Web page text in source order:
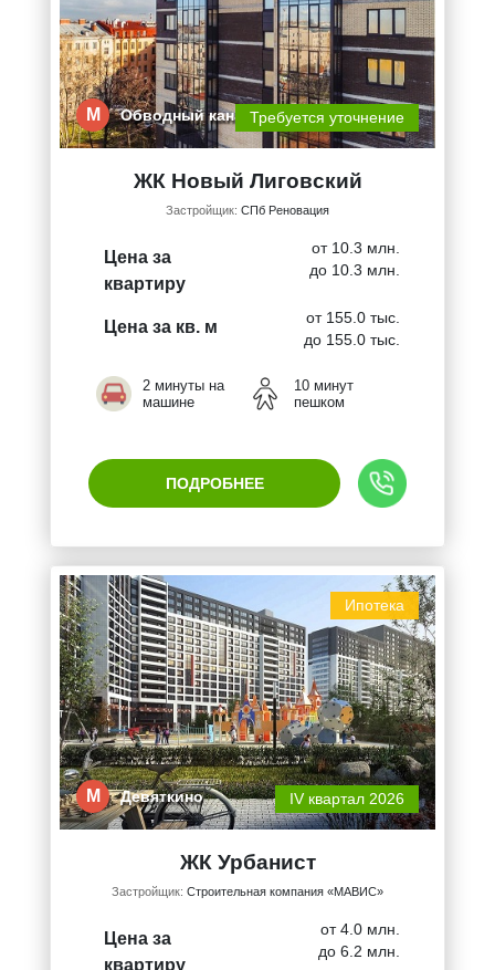
М Обводный кана…Требуется уточнение
ЖК Новый Лиговский
Застройщик: СПб Реновация
Цена за
квартиру
от 10.3 млн.
до 10.3 млн.
Цена за кв. м
от 155.0 тыс.
до 155.0 тыс.
2 минуты на
машине
10 минут
пешком
ПОДРОБНЕЕ
Ипотека
М Девяткино IV квартал 2026
ЖК Урбанист
Застройщик: Строительная компания «МАВИС»
Цена за
квартиру
от 4.0 млн.
до 6.2 млн.